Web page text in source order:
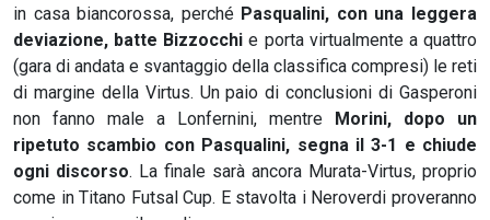
in casa biancorossa, perché Pasqualini, con una leggera
deviazione, batte Bizzocchi e porta virtualmente a quattro
(gara di andata e svantaggio della classifica compresi) le reti
di margine della Virtus. Un paio di conclusioni di Gasperoni
non fanno male a Lonfernini, mentre Morini, dopo un
ripetuto scambio con Pasqualini, segna il 3-1 e chiude
ogni discorso. La finale sarà ancora Murata-Virtus, proprio
come in Titano Futsal Cup. E stavolta i Neroverdi proveranno